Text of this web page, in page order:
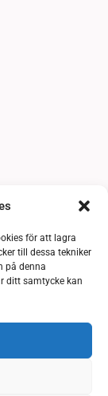
för att lagra
till dessa tekniker
på denna
ditt samtycke kan